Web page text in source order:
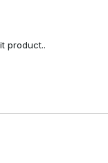
product..